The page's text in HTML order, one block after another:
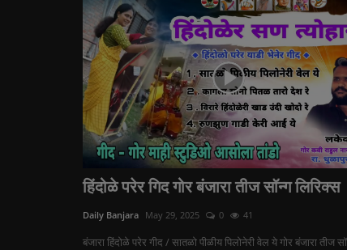
हिंदोळे परेर गिद गोर बंजारा तीज सॉन्ग लिरिक्स
Daily Banjara May 29, 2025 0 41
बंजारा हिंदोळे परेर गीद / सातळो पीळीय पिलोनेरी वेल ये गोर बंजारा तीज